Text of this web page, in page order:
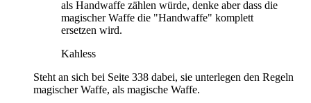
als Handwaffe zählen würde, denke aber dass die
magischer Waffe die "Handwaffe" komplett
ersetzen wird.
Kahless
Steht an sich bei Seite 338 dabei, sie unterlegen den Regeln
magischer Waffe, als magische Waffe.